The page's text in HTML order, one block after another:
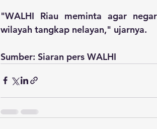
"WALHI Riau meminta agar
wilayah tangkap nelayan," ujarnya.
Sumber: Siaran pers WALHI